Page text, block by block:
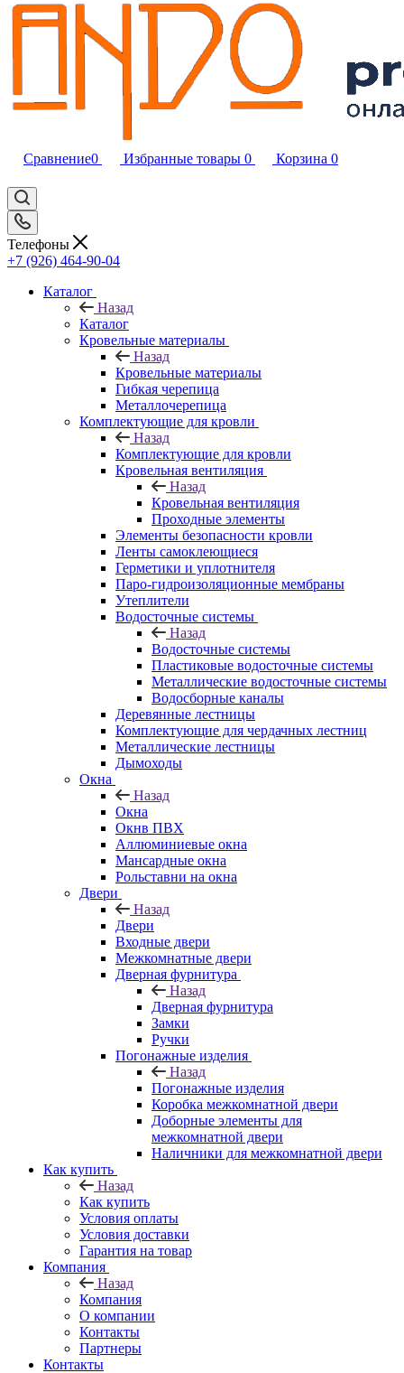
Сравнение0 Избранные товары 0 Корзина 0
Телефоны
+7 (926) 464-90-04
Каталог
Назад
Каталог
Кровельные материалы
Назад
Кровельные материалы
Гибкая черепица
Металлочерепица
Комплектующие для кровли
Назад
Комплектующие для кровли
Кровельная вентиляция
Назад
Кровельная вентиляция
Проходные элементы
Элементы безопасности кровли
Ленты самоклеющиеся
Герметики и уплотнителя
Паро-гидроизоляционные мембраны
Утеплители
Водосточные системы
Назад
Водосточные системы
Пластиковые водосточные системы
Металлические водосточные системы
Водосборные каналы
Деревянные лестницы
Комплектующие для чердачных лестниц
Металлические лестницы
Дымоходы
Окна
Назад
Окна
Окнв ПВХ
Аллюминиевые окна
Мансардные окна
Рольставни на окна
Двери
Назад
Двери
Входные двери
Межкомнатные двери
Дверная фурнитура
Назад
Дверная фурнитура
Замки
Ручки
Погонажные изделия
Назад
Погонажные изделия
Коробка межкомнатной двери
Доборные элементы для
межкомнатной двери
Наличники для межкомнатной двери
Как купить
Назад
Как купить
Условия оплаты
Условия доставки
Гарантия на товар
Компания
Назад
Компания
О компании
Контакты
Партнеры
Контакты